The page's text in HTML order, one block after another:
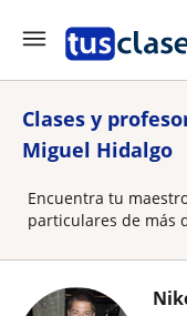
Clases y
Miguel Hidalgo
Encuentra tu
particulares de más